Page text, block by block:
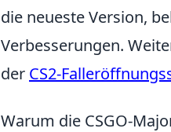
die neueste Version,
Verbesserungen.
der CS2-
Warum die CSGO-